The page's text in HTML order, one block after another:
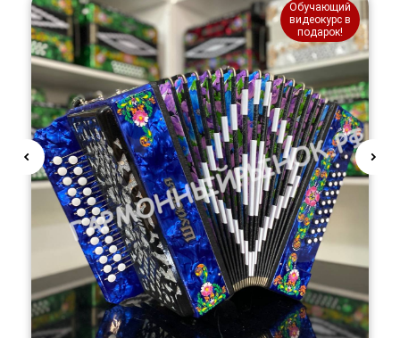
Обучающий
видеокурс в
подарок!